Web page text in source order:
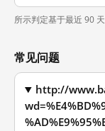
所示判定基于最近 90
常见问题
http://